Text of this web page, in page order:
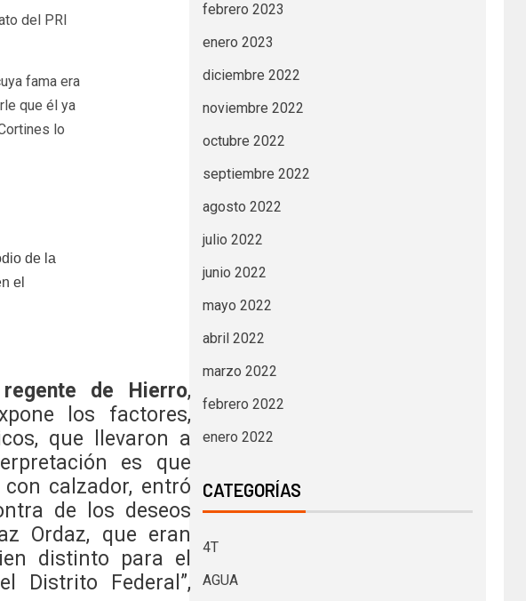
del PRI
fama era
que él ya
lo
de la
el
de Hierro,
los factores,
que llevaron a
es que
calzador, entró
de los deseos
Ordaz, que eran
distinto para el
Distrito Federal”,
febrero 2023
enero 2023
diciembre 2022
noviembre 2022
octubre 2022
septiembre 2022
agosto 2022
julio 2022
junio 2022
mayo 2022
abril 2022
marzo 2022
febrero 2022
enero 2022
CATEGORÍAS
4T
AGUA